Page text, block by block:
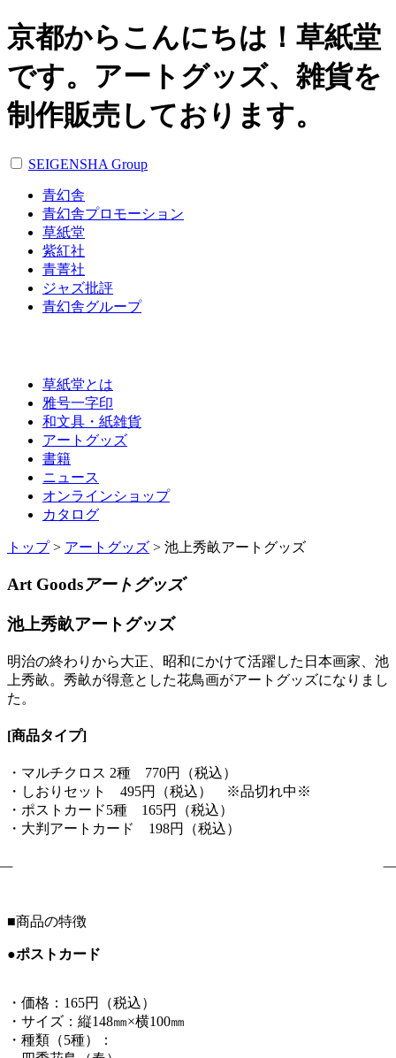
京都からこんにちは！草紙堂
です。アートグッズ、雑貨を
制作販売しております。
SEIGENSHA Group
青幻舎
青幻舎プロモーション
草紙堂
紫紅社
青菁社
ジャズ批評
青幻舎グループ
草紙堂とは
雅号一字印
和文具・紙雑貨
アートグッズ
書籍
ニュース
オンラインショップ
カタログ
トップ> アートグッズ > 池上秀畝アートグッズ
Art Goodsアートグッズ
池上秀畝アートグッズ
明治の終わりから大正、昭和にかけて活躍した日本画家、池
上秀畝。秀畝が得意とした花鳥画がアートグッズになりまし
た。
[商品タイプ]
・マルチクロス 2種 770円（税込）
・しおりセット 495円（税込） ※品切れ中※
・ポストカード5種 165円（税込）
・大判アートカード 198円（税込）
■商品の特徴
●ポストカード
・価格：165円（税込）
・サイズ：縦148㎜×横100㎜
・種類（5種）：